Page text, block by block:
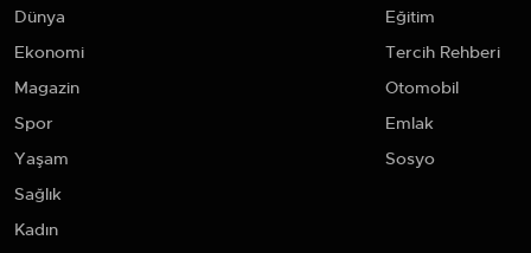
Dünya
Ekonomi
Magazin
Spor
Yaşam
Sağlık
Kadın
Eğitim
Tercih Rehberi
Otomobil
Emlak
Sosyo